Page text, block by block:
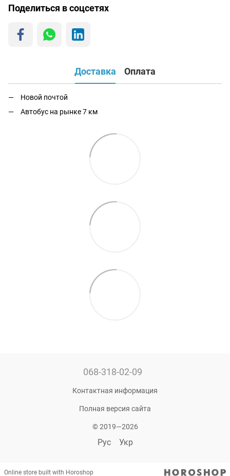
Поделиться в соцсетях
Доставка Оплата
Новой почтой
Автобус на рынке 7 км
068-318-02-09
Контактная информация
Полная версия сайта
© 2019—2026
Рус Укр
Online store built with Horoshop